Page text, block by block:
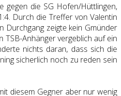
gegen die SG Hofen/Hüttlingen,
Durch die Treffer von Valentin
Durchgang zeigte kein Gmünder
Anhänger vergeblich auf ein
nichts daran, dass sich die
sicherlich noch zu reden sein
diesem Gegner aber nur wenig